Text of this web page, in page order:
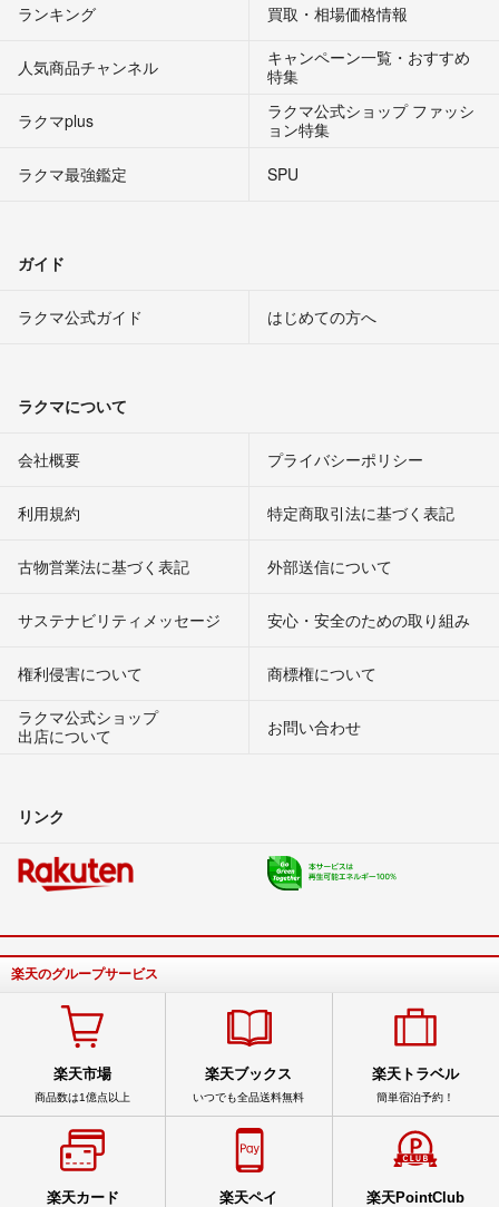
ランキング 買取・相場価格情報
人気商品チャンネル
キャンペーン一覧・おすすめ
特集
ラクマplus
ラクマ公式ショップ ファッシ
ョン特集
ラクマ最強鑑定
SPU
ガイド
ラクマ公式ガイド はじめての方へ
ラクマについて
会社概要 プライバシーポリシー
利用規約 特定商取引法に基づく表記
古物営業法に基づく表記 外部送信について
サステナビリティメッセージ 安心・安全のための取り組み
権利侵害について
商標権について
ラクマ公式ショップ
出店について
お問い合わせ
リンク
楽天のグループサービス
楽天市場
商品数は1億点以上
楽天ブックス
いつでも全品送料無料
楽天トラベル
簡単宿泊予約！
楽天カード 楽天ペイ 楽天PointClub